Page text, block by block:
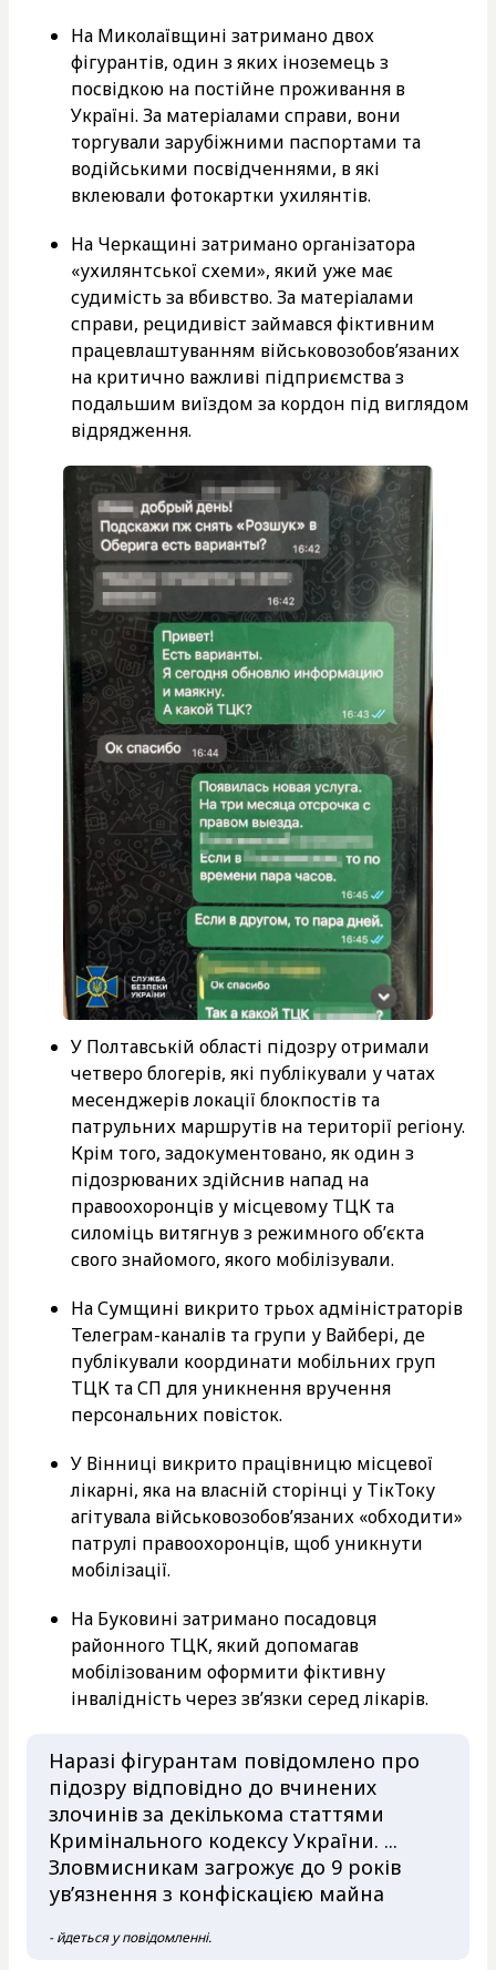
На Миколаївщині затримано двох
фігурантів, один з яких іноземець з
посвідкою на постійне проживання в
Україні. За матеріалами справи, вони
торгували зарубіжними паспортами та
водійськими посвідченнями, в які
вклеювали фотокартки ухилянтів.
На Черкащині затримано організатора
«ухилянтської схеми», який уже має
судимість за вбивство. За матеріалами
справи, рецидивіст займався фіктивним
працевлаштуванням військовозобов’язаних
на критично важливі підприємства з
подальшим виїздом за кордон під виглядом
відрядження.
У Полтавській області підозру отримали
четверо блогерів, які публікували у чатах
месенджерів локації блокпостів та
патрульних маршрутів на території регіону.
Крім того, задокументовано, як один з
підозрюваних здійснив напад на
правоохоронців у місцевому ТЦК та
силоміць витягнув з режимного об’єкта
свого знайомого, якого мобілізували.
На Сумщині викрито трьох адміністраторів
Телеграм-каналів та групи у Вайбері, де
публікували координати мобільних груп
ТЦК та СП для уникнення вручення
персональних повісток.
У Вінниці викрито працівницю місцевої
лікарні, яка на власній сторінці у ТікТоку
агітувала військовозобов’язаних «обходити»
патрулі правоохоронців, щоб уникнути
мобілізації.
На Буковині затримано посадовця
районного ТЦК, який допомагав
мобілізованим оформити фіктивну
інвалідність через зв’язки серед лікарів.
Наразі фігурантам повідомлено про
підозру відповідно до вчинених
злочинів за декількома статтями
Кримінального кодексу України. ...
Зловмисникам загрожує до 9 років
ув’язнення з конфіскацією майна
- йдеться у повідомленні.